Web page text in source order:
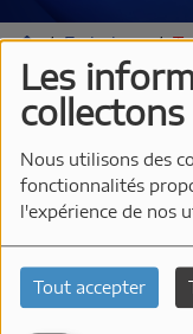
Les
collectons
Nous utilisons des
fonctionnalités
l'expérience de nos
Tout accepter
Emissions
TOP TONIC